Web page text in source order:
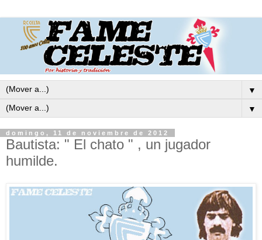
▼
▼
domingo, 11 de noviembre de 2012
Bautista: " El chato " , un jugador
humilde.